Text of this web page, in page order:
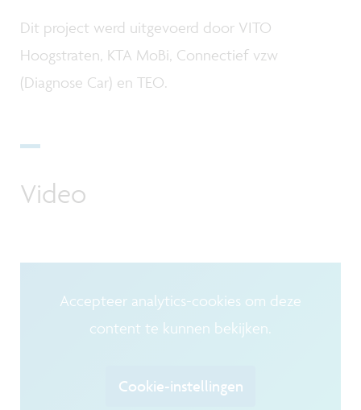
Dit project werd uitgevoerd door VITO
Hoogstraten, KTA MoBi, Connectief vzw
(Diagnose Car) en TEO.
Video
Accepteer analytics-cookies om deze
content te kunnen bekijken.
Cookie-instellingen